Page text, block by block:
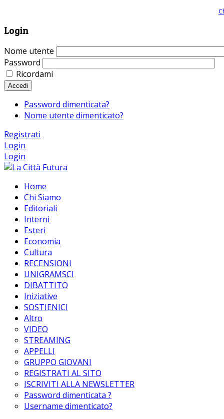
Login
Nome utente
Password
Ricordami
Accedi
Password dimenticata?
Nome utente dimenticato?
Registrati
Login
Login
Home
Chi Siamo
Editoriali
Interni
Esteri
Economia
Cultura
RECENSIONI
UNIGRAMSCI
DIBATTITO
Iniziative
SOSTIENICI
Altro
VIDEO
STREAMING
APPELLI
GRUPPO GIOVANI
REGISTRATI AL SITO
ISCRIVITI ALLA NEWSLETTER
Password dimenticata ?
Username dimenticato?